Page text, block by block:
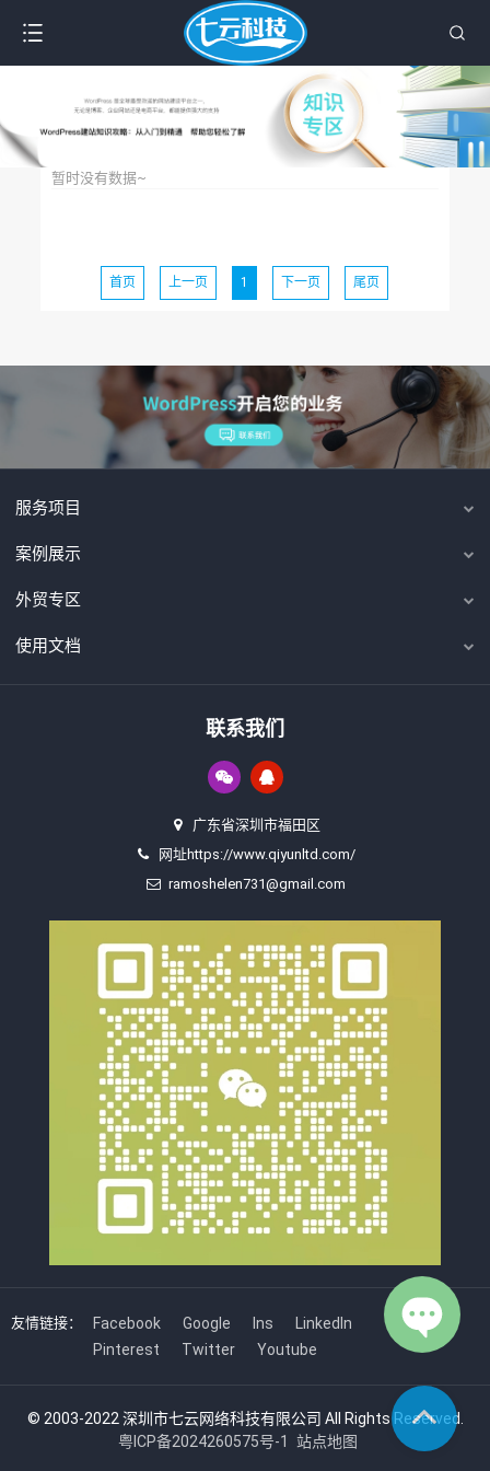
暂时没有数据~
首页 上一页 1 下一页 尾页
服务项目
案例展示
外贸专区
使用文档
联系我们
广东省深圳市福田区
网址https://www.qiyunltd.com/
ramoshelen731@gmail.com
友情链接： Facebook Google Ins
LinkedIn
Pinterest
Twitter Youtube
© 2003-2022 深圳市七云网络科技有限公司 All Rights Reserved.
粤ICP备2024260575号-1
站点地图